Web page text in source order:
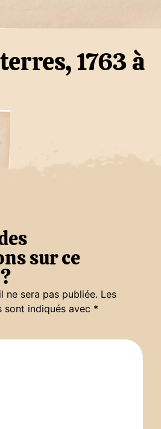
1763 à
sur ce
ne sera pas publiée. Les
sont indiqués avec *